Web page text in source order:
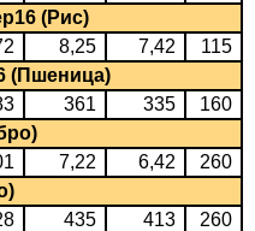
(Рис)
8,25 7,42
115
(Пшеница)
361 335
160
7,22 6,42
260
435 413
260